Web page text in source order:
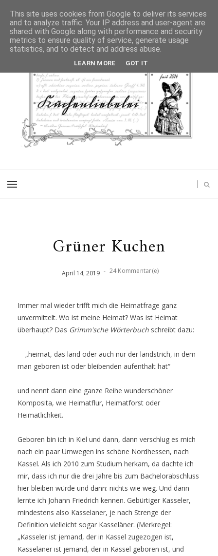
Grüner Kuchen
April 14, 2019 - 24 Kommentar(e)
Immer mal wieder trifft mich die Heimatfrage ganz
unvermittelt. Wo ist meine Heimat? Was ist Heimat
überhaupt? Das Grimm'sche Wörterbuch schreibt dazu:
„heimat, das land oder auch nur der landstrich, in dem
man geboren ist oder bleibenden aufenthalt hat“
und nennt dann eine ganze Reihe wunderschöner
Komposita, wie Heimatflur, Heimatforst oder
Heimatlichkeit.
Geboren bin ich in Kiel und dann, dann verschlug es mich
nach ein paar Umwegen ins schöne Nordhessen, nach
Kassel. Als ich 2010 zum Studium herkam, da dachte ich
mir, dass ich nur die drei Jahre bis zum Bachelorabschluss
hier bleiben würde und dann: nichts wie weg. Und dann
lernte ich Johann Friedrich kennen. Gebürtiger Kasseler,
mindestens also Kasselaner, je nach Strenge der
Definition vielleicht sogar Kasseläner. (Merkregel:
„Kasseler ist jemand, der in Kassel zugezogen ist,
Kasselaner ist jemand, der in Kassel geboren ist, und
This site uses cookies from Google to deliver its services
and to analyze traffic. Your IP address and user-agent are
shared with Google along with performance and security
metrics to ensure quality of service, generate usage
statistics, and to detect and address abuse.
LEARN MORE GOT IT